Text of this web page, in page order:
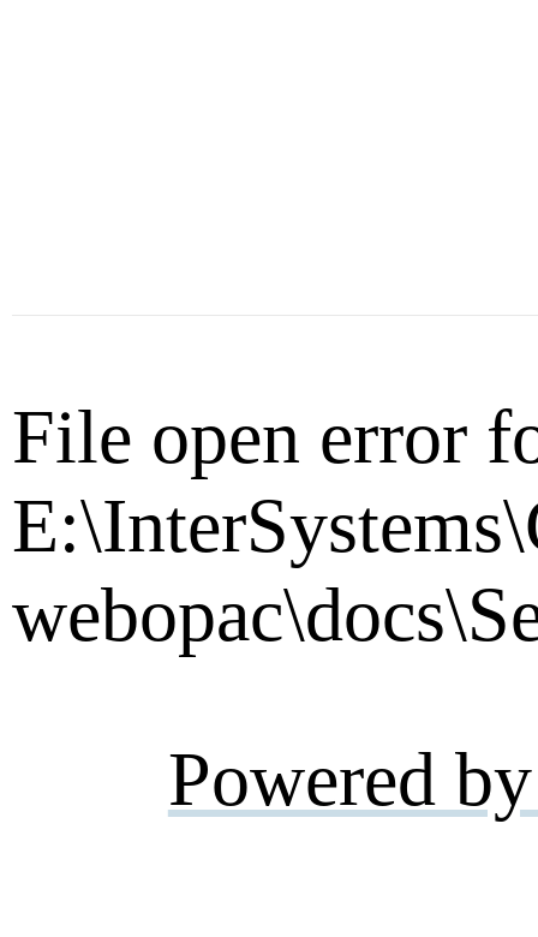
File open error
Powered